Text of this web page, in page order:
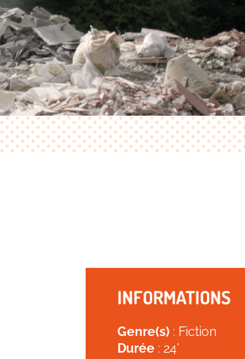
INFORMATIONS
Genre(s) : Fiction
Durée : 24'